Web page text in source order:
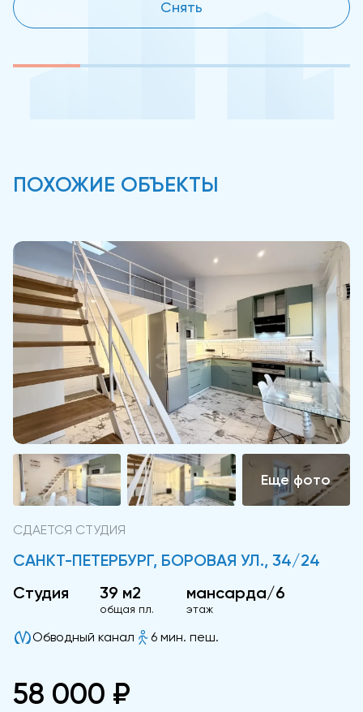
Снять
ПОХОЖИЕ ОБЪЕКТЫ
СДАЕТСЯ СТУДИЯ
САНКТ-ПЕТЕРБУРГ, БОРОВАЯ УЛ., 34/24
Студия
39 м2
общая пл.
мансарда/6
этаж
Обводный канал 6 мин. пеш.
58 000 ₽